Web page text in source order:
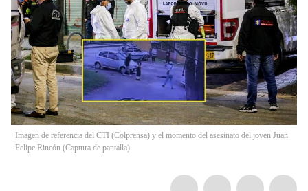
Imagen de referencia del CTI (Colprensa) y el momento del asesinato del joven Juan
Felipe Rincón (Captura de pantalla)